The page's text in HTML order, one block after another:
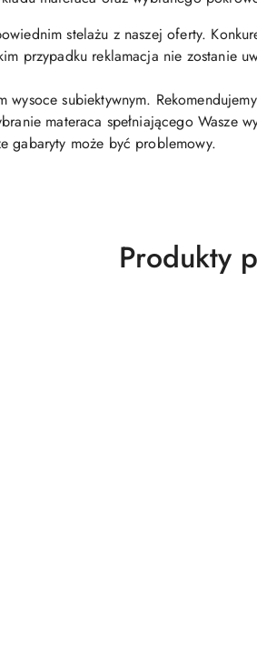
stelażu z naszej oferty.
przypadku reklamacja nie zostanie
wysoce subiektywnym.
materaca spełniającego Wasze
gabaryty może być problemowy.
Produkty
Produkty